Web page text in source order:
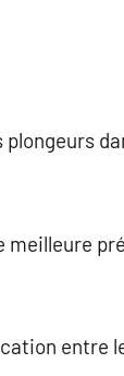
meilleure
entre